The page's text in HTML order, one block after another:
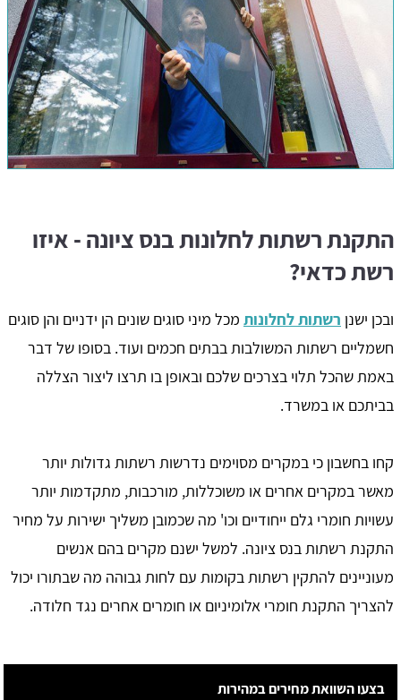
התקנת רשתות לחלונות בנס ציונה - איזו
רשת כדאי?
ובכן ישנן רשתות לחלונות מכל מיני סוגים שונים הן ידניים והן סוגים
חשמליים רשתות המשולבות בבתים חכמים ועוד. בסופו של דבר
באמת שהכל תלוי בצרכים שלכם ובאופן בו תרצו ליצור הצללה
בביתכם או במשרד.
קחו בחשבון כי במקרים מסוימים נדרשות רשתות גדולות יותר
מאשר במקרים אחרים או משוכללות, מורכבות, מתקדמות יותר
עשויות חומרי גלם ייחודיים וכו' מה שכמובן משליך ישירות על מחיר
התקנת רשתות בנס ציונה. למשל ישנם מקרים בהם אנשים
מעוניינים להתקין רשתות בקומות עם לחות גבוהה מה שבתורו יכול
להצריך התקנת חומרי אלומיניום או חומרים אחרים נגד חלודה.
בצעו השוואת מחירים במהירות